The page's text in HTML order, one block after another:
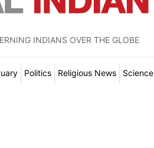
INDIANS OVER THE GLOBE
Politics Religious News Science